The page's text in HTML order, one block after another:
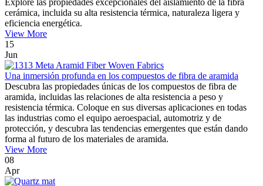
Explore las propiedades excepcionales del aislamiento de la fibra
cerámica, incluida su alta resistencia térmica, naturaleza ligera y
eficiencia energética.
View More
15
Jun
Una inmersión profunda en los compuestos de fibra de aramida
Descubra las propiedades únicas de los compuestos de fibra de
aramida, incluidas las relaciones de alta resistencia a peso y
resistencia térmica. Coloque en sus diversas aplicaciones en todas
las industrias como el equipo aeroespacial, automotriz y de
protección, y descubra las tendencias emergentes que están dando
forma al futuro de los materiales de aramida.
View More
08
Apr